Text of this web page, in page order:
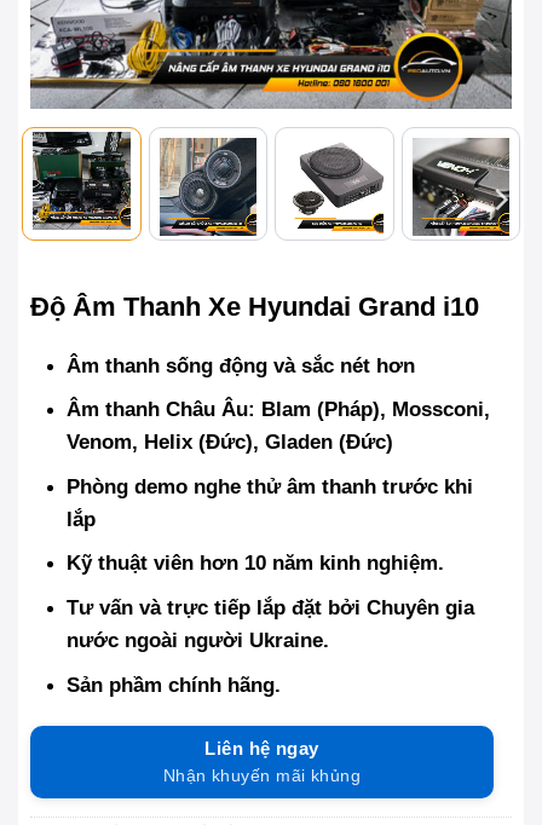
Độ Âm Thanh Xe Hyundai Grand i10
Âm thanh sống động và sắc nét hơn
Âm thanh Châu Âu: Blam (Pháp), Mossconi,
Venom, Helix (Đức), Gladen (Đức)
Phòng demo nghe thử âm thanh trước khi
lắp
Kỹ thuật viên hơn 10 năm kinh nghiệm.
Tư vấn và trực tiếp lắp đặt bởi Chuyên gia
nước ngoài người Ukraine.
Sản phầm chính hãng.
Liên hệ ngay
Nhận khuyến mãi khủng